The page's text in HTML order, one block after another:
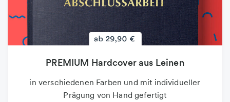
PREMIUM Hardcover aus Leinen
in verschiedenen Farben und mit individueller
Prägung von Hand gefertigt
PREMIUM Hardcover aus Leinen
in verschiedenen Farben und mit individueller
Prägung von Hand gefertigt
Poster
auf 100g Premium-Markenpapier und bis DIN A3